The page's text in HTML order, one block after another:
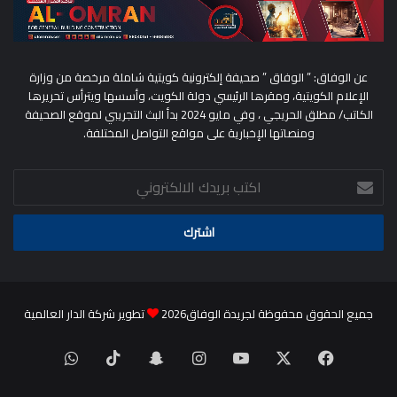
عن الوفاق: ” الوفاق ” صحيفة إلكترونية كويتية شاملة مرخصة من وزارة
الإعلام الكويتية، ومقرها الرئيسي دولة الكويت، وأسسها ويترأس تحريرها
الكاتب/ مطلق الحريجي ، وفي مايو 2024 بدأ البث التجريبي لموقع الصحيفة
ومنصاتها الإخبارية على مواقع التواصل المختلفة.
اكتب
بريدك
الالكتروني
جميع الحقوق محفوظة لجريدة الوفاق2026 تطوير شركة الدار العالمية
فيسبوك ‫YouTubeانستقرامسناب
‫TikTokواتساب